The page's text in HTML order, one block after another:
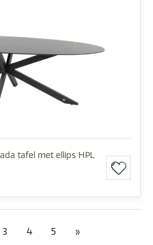
tafel met ellips HPL
3 4 5 »